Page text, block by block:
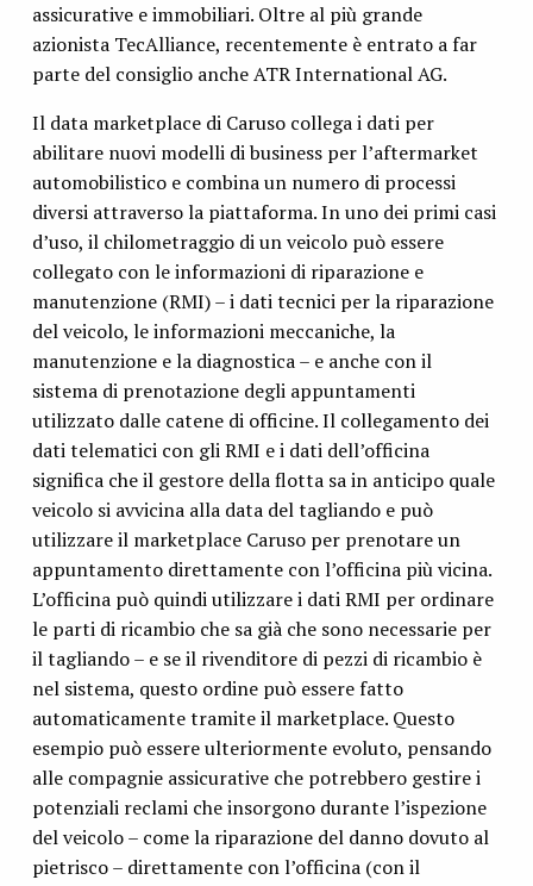
assicurative e immobiliari. Oltre al più grande
azionista TecAlliance, recentemente è entrato a far
parte del consiglio anche ATR International AG.
Il data marketplace di Caruso collega i dati per
abilitare nuovi modelli di business per l’aftermarket
automobilistico e combina un numero di processi
diversi attraverso la piattaforma. In uno dei primi casi
d’uso, il chilometraggio di un veicolo può essere
collegato con le informazioni di riparazione e
manutenzione (RMI) – i dati tecnici per la riparazione
del veicolo, le informazioni meccaniche, la
manutenzione e la diagnostica – e anche con il
sistema di prenotazione degli appuntamenti
utilizzato dalle catene di officine. Il collegamento dei
dati telematici con gli RMI e i dati dell’officina
significa che il gestore della flotta sa in anticipo quale
veicolo si avvicina alla data del tagliando e può
utilizzare il marketplace Caruso per prenotare un
appuntamento direttamente con l’officina più vicina.
L’officina può quindi utilizzare i dati RMI per ordinare
le parti di ricambio che sa già che sono necessarie per
il tagliando – e se il rivenditore di pezzi di ricambio è
nel sistema, questo ordine può essere fatto
automaticamente tramite il marketplace. Questo
esempio può essere ulteriormente evoluto, pensando
alle compagnie assicurative che potrebbero gestire i
potenziali reclami che insorgono durante l’ispezione
del veicolo – come la riparazione del danno dovuto al
pietrisco – direttamente con l’officina (con il